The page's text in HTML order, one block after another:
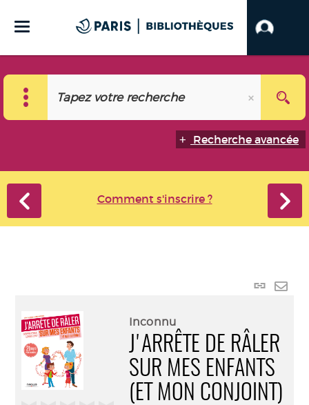
Recherche avancée
Comment s'inscrire ?
Lien
Inconnu
J'ARRÊTE DE RÂLER
SUR MES ENFANTS
(ET MON CONJOINT)